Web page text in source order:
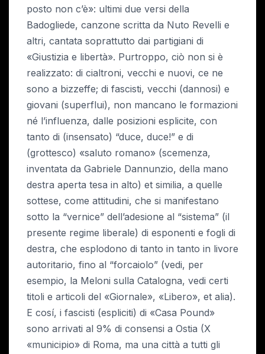
posto non c’è»: ultimi due versi della
Badogliede, canzone scritta da Nuto Revelli e
altri, cantata soprattutto dai partigiani di
«Giustizia e libertà». Purtroppo, ciò non si è
realizzato: di cialtroni, vecchi e nuovi, ce ne
sono a bizzeffe; di fascisti, vecchi (dannosi) e
giovani (superflui), non mancano le formazioni
né l’influenza, dalle posizioni esplicite, con
tanto di (insensato) “duce, duce!” e di
(grottesco) «saluto romano» (scemenza,
inventata da Gabriele Dannunzio, della mano
destra aperta tesa in alto) et similia, a quelle
sottese, come attitudini, che si manifestano
sotto la “vernice” dell’adesione al “sistema” (il
presente regime liberale) di esponenti e fogli di
destra, che esplodono di tanto in tanto in livore
autoritario, fino al “forcaiolo” (vedi, per
esempio, la Meloni sulla Catalogna, vedi certi
titoli e articoli del «Giornale», «Libero», et alia).
E cosí, i fascisti (espliciti) di «Casa Pound»
sono arrivati al 9% di consensi a Ostia (X
«municipio» di Roma, ma una città a tutti gli